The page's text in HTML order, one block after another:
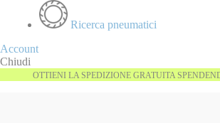
Ricerca pneumatici
Account
Chiudi
OTTIENI LA SPEDIZIONE GRATUITA